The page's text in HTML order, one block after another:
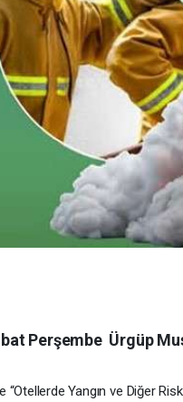
Perşembe Ürgüp
“Otellerde Yangın ve Diğer